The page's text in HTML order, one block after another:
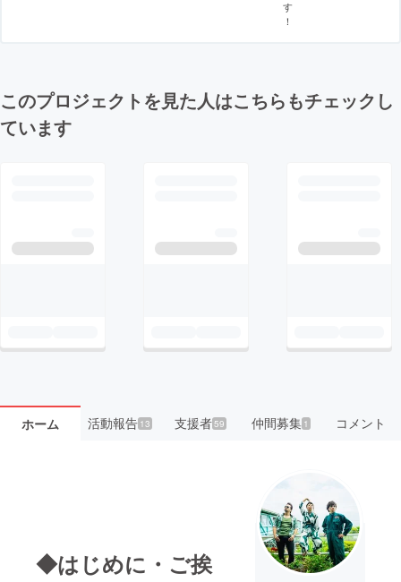
す
！
このプロジェクトを見た人はこちらもチェックし
ています
ホーム 活動報告13 支援者59 仲間募集 1 コメント
◆はじめに・ご挨